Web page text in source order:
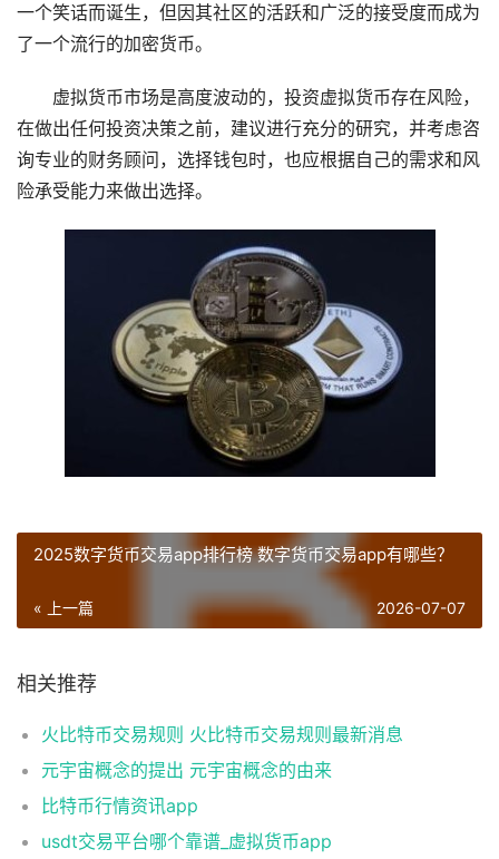
一个笑话而诞生，但因其社区的活跃和广泛的接受度而成为
了一个流行的加密货币。
虚拟货币市场是高度波动的，投资虚拟货币存在风险，
在做出任何投资决策之前，建议进行充分的研究，并考虑咨
询专业的财务顾问，选择钱包时，也应根据自己的需求和风
险承受能力来做出选择。
2025数字货币交易app排行榜 数字货币交易app有哪些？
« 上一篇 2026-07-07
相关推荐
火比特币交易规则 火比特币交易规则最新消息
元宇宙概念的提出 元宇宙概念的由来
比特币行情资讯app
usdt交易平台哪个靠谱_虚拟货币app